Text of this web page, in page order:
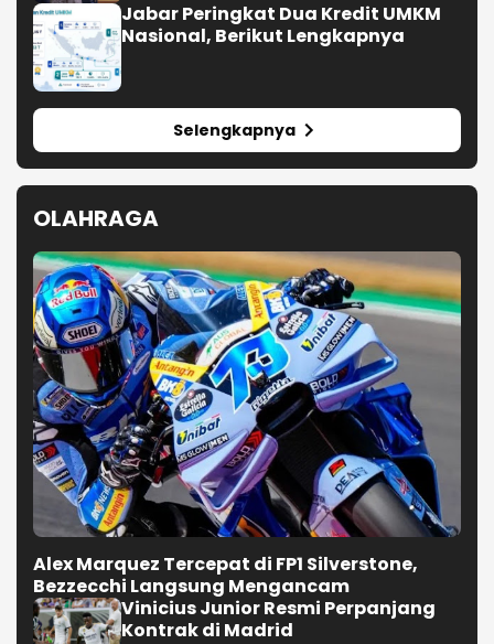
Jabar Peringkat Dua Kredit UMKM
Nasional, Berikut Lengkapnya
Selengkapnya
OLAHRAGA
Alex Marquez Tercepat di FP1 Silverstone,
Bezzecchi Langsung Mengancam
Vinicius Junior Resmi Perpanjang
Kontrak di Madrid